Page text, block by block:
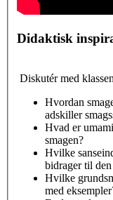
Didaktisk
Diskutér med
Hvordan
adskiller
Hvad er
smagen?
Hvilke
bidrager til
Hvilke
med